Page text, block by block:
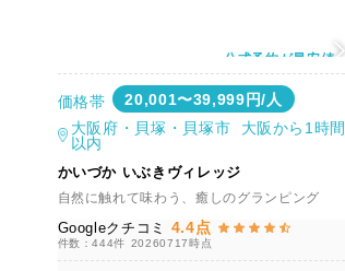
公式予約が最安値
価格帯
20,001〜39,999円/人
大阪府・貝塚・貝塚市 大阪から1時間
以内
かいづか いぶきヴィレッジ
自然に触れて味わう、癒しのグランピング
Googleクチコミ 4.4点
件数：444件 20260717時点